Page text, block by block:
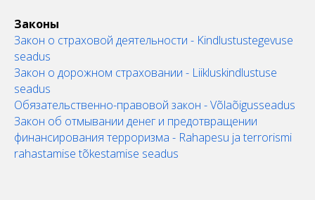
Законы
Закон о страховой деятельности - Kindlustustegevuse
seadus
Закон о дорожном страховании - Liikluskindlustuse
seadus
Обязательственно-правовой закон - Võlaõigusseadus
Закон об отмывании денег и предотвращении
финансирования терроризма - Rahapesu ja terrorismi
rahastamise tõkestamise seadus